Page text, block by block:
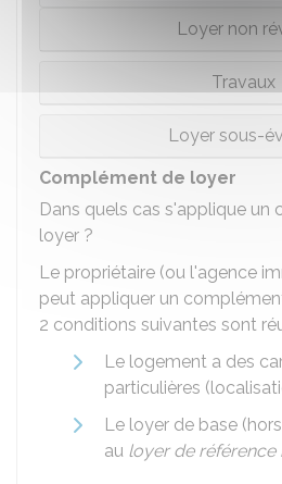
Loyer non
Travaux
Loyer sous-
Complément de loyer
Dans quels cas s'applique un
loyer ?
Le propriétaire (ou l'agence
peut appliquer un
2 conditions suivantes sont
Le logement a des
particulières
Le loyer de base
au loyer de référence